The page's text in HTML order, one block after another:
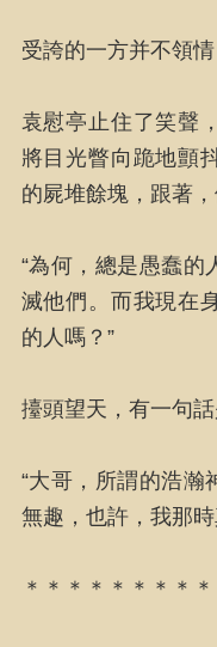
受誇的一方并不領
袁慰亭止住了笑聲
將目光瞥向跪地顫
的屍堆餘塊，跟著，
“為何，總是愚蠢的
滅他們。而我現在
的人嗎？”
擡頭望天，有一句話
“大哥，所謂的浩瀚
無趣，也許，我那
＊＊＊＊＊＊＊＊＊